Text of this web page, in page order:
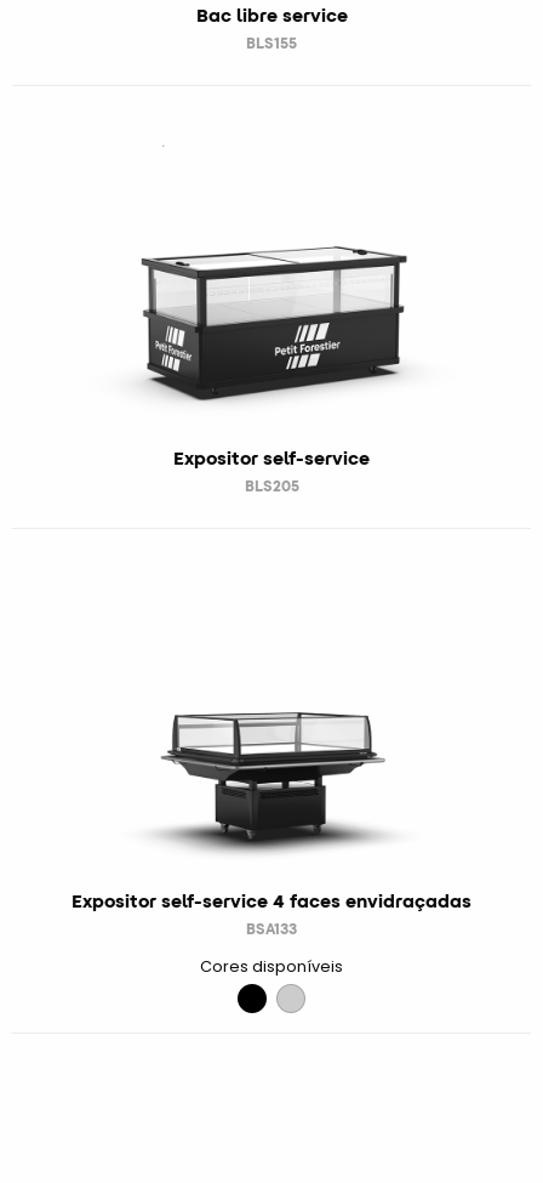
Bac libre service
BLS155
Expositor self-service
BLS205
Expositor self-service 4 faces envidraçadas
BSA133
Cores disponíveis